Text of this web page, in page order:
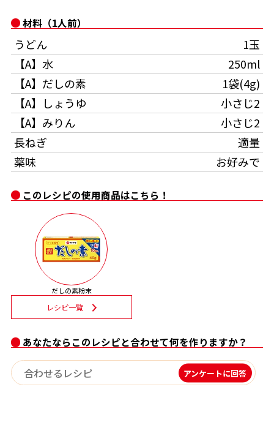
旨さ、別格。だし屋の鍋
楽チン屋®
おいしいレシピを商品から探す
かつお節レシピ
めんつゆレシピ
割烹白だしレシピ
レシピ特設サイト
割烹白だしレシピ特集
だし巻き卵特集
かつおだしが決め手！簡単茶碗蒸し
かつお節・だしを楽しむ
だしコミュ
採用情報
- ジョブリターン制
Global
このレシピの使用商品はこちら！
だしの素粉末
レシピ一覧
あなたならこのレシピと合わせて何を作りますか？
アンケートに回答
材料（1人前）
うどん
1玉
【A】水
250ml
【A】だしの素
1袋(4g)
【A】しょうゆ
小さじ2
【A】みりん
小さじ2
長ねぎ
適量
薬味
お好みで